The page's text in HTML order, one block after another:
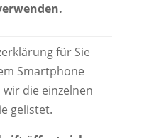
für Sie
Smartphone
die einzelnen
gelistet.